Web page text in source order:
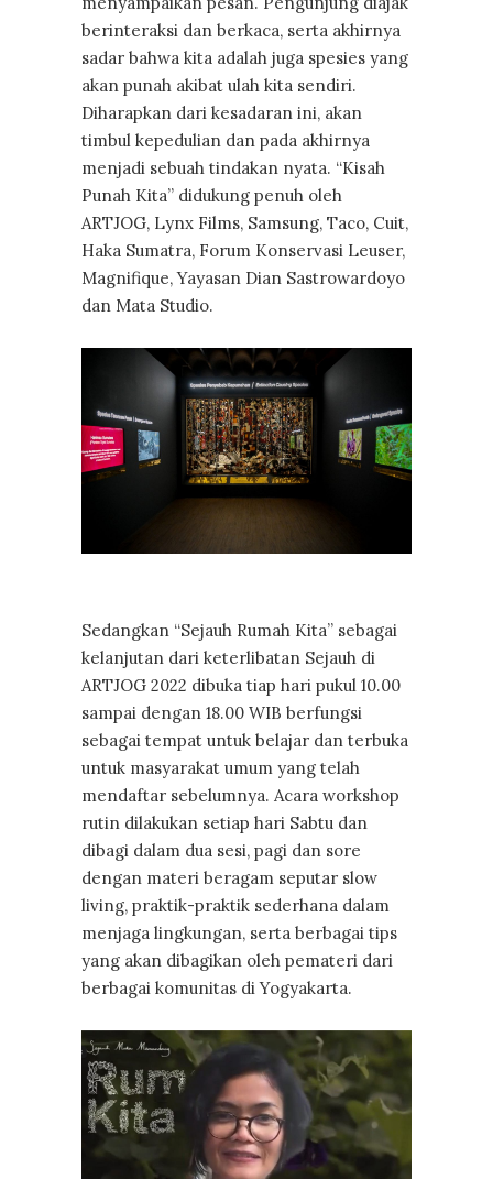
berinteraksi dan berkaca, serta akhirnya
sadar bahwa kita adalah juga spesies yang
akan punah akibat ulah kita sendiri.
Diharapkan dari kesadaran ini, akan
timbul kepedulian dan pada akhirnya
menjadi sebuah tindakan nyata. “Kisah
Punah Kita” didukung penuh oleh
ARTJOG, Lynx Films, Samsung, Taco, Cuit,
Haka Sumatra, Forum Konservasi Leuser,
Magnifique, Yayasan Dian Sastrowardoyo
dan Mata Studio.
Sedangkan “Sejauh Rumah Kita” sebagai
kelanjutan dari keterlibatan Sejauh di
ARTJOG 2022 dibuka tiap hari pukul 10.00
sampai dengan 18.00 WIB berfungsi
sebagai tempat untuk belajar dan terbuka
untuk masyarakat umum yang telah
mendaftar sebelumnya. Acara workshop
rutin dilakukan setiap hari Sabtu dan
dibagi dalam dua sesi, pagi dan sore
dengan materi beragam seputar slow
living, praktik-praktik sederhana dalam
menjaga lingkungan, serta berbagai tips
yang akan dibagikan oleh pemateri dari
berbagai komunitas di Yogyakarta.